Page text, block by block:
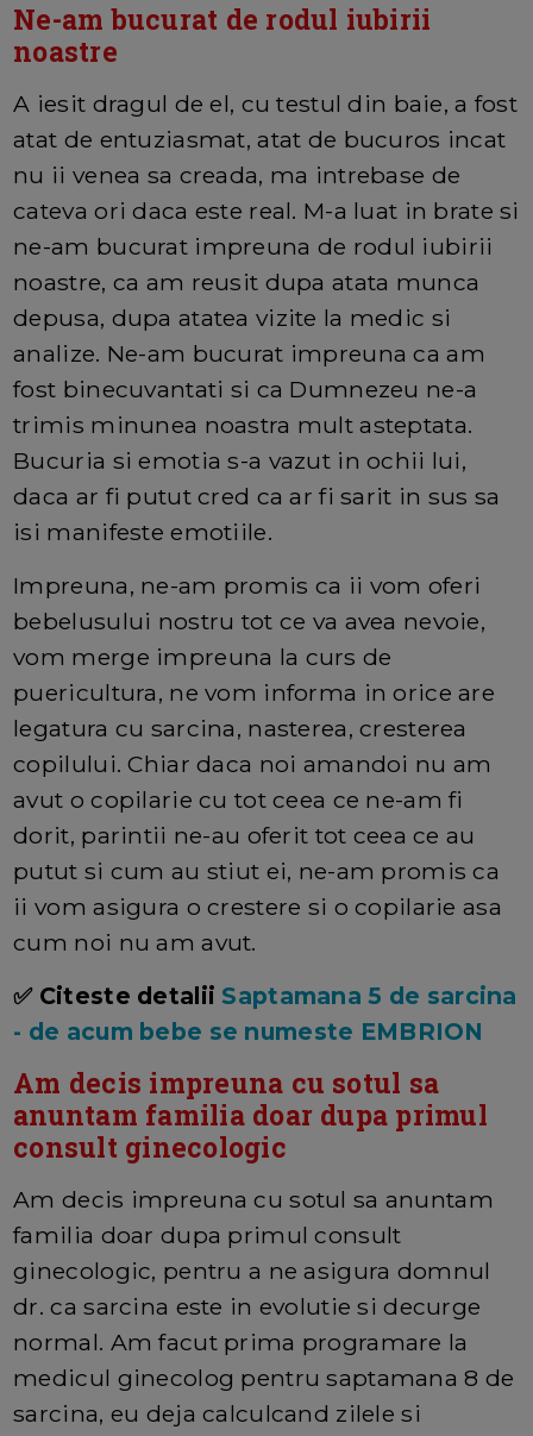
Ne-am bucurat de rodul iubirii
noastre
A iesit dragul de el, cu testul din baie, a fost
atat de entuziasmat, atat de bucuros incat
nu ii venea sa creada, ma intrebase de
cateva ori daca este real. M-a luat in brate si
ne-am bucurat impreuna de rodul iubirii
noastre, ca am reusit dupa atata munca
depusa, dupa atatea vizite la medic si
analize. Ne-am bucurat impreuna ca am
fost binecuvantati si ca Dumnezeu ne-a
trimis minunea noastra mult asteptata.
Bucuria si emotia s-a vazut in ochii lui,
daca ar fi putut cred ca ar fi sarit in sus sa
isi manifeste emotiile.
Impreuna, ne-am promis ca ii vom oferi
bebelusului nostru tot ce va avea nevoie,
vom merge impreuna la curs de
puericultura, ne vom informa in orice are
legatura cu sarcina, nasterea, cresterea
copilului. Chiar daca noi amandoi nu am
avut o copilarie cu tot ceea ce ne-am fi
dorit, parintii ne-au oferit tot ceea ce au
putut si cum au stiut ei, ne-am promis ca
ii vom asigura o crestere si o copilarie asa
cum noi nu am avut.
✅ Citeste detalii Saptamana 5 de sarcina
- de acum bebe se numeste EMBRION
Am decis impreuna cu sotul sa
anuntam familia doar dupa primul
consult ginecologic
Am decis impreuna cu sotul sa anuntam
familia doar dupa primul consult
ginecologic, pentru a ne asigura domnul
dr. ca sarcina este in evolutie si decurge
normal. Am facut prima programare la
medicul ginecolog pentru saptamana 8 de
sarcina, eu deja calculcand zilele si